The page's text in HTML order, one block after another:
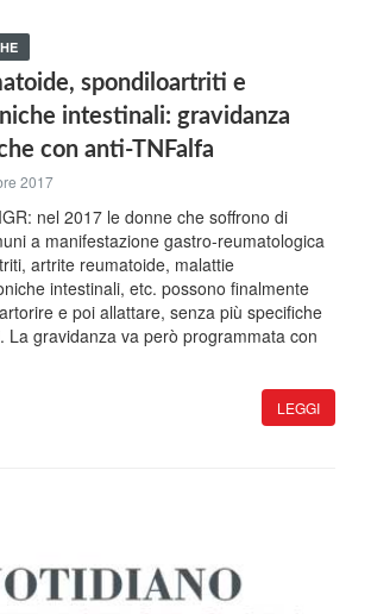
spondiloartriti e
intestinali: gravidanza
con anti-TNFalfa
2017
nel 2017 le donne che soffrono di
a manifestazione gastro-reumatologica
artrite reumatoide, malattie
intestinali, etc. possono finalmente
e poi allattare, senza più specifiche
La gravidanza va però programmata con
LEGGI